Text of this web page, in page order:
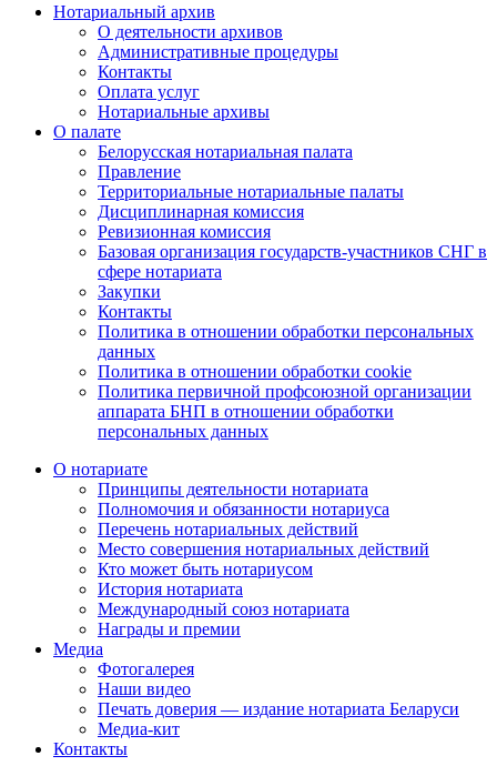
Нотариальный архив
О деятельности архивов
Административные процедуры
Контакты
Оплата услуг
Нотариальные архивы
О палате
Белорусская нотариальная палата
Правление
Территориальные нотариальные палаты
Дисциплинарная комиссия
Ревизионная комиссия
Базовая организация государств-участников СНГ в
сфере нотариата
Закупки
Контакты
Политика в отношении обработки персональных
данных
Политика в отношении обработки cookie
Политика первичной профсоюзной организации
аппарата БНП в отношении обработки
персональных данных
О нотариате
Принципы деятельности нотариата
Полномочия и обязанности нотариуса
Перечень нотариальных действий
Место совершения нотариальных действий
Кто может быть нотариусом
История нотариата
Международный союз нотариата
Награды и премии
Медиа
Фотогалерея
Наши видео
Печать доверия — издание нотариата Беларуси
Медиа-кит
Контакты